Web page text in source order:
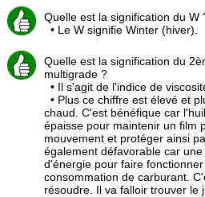
Quelle est la signification du W
• Le W signifie Winter (hiver).
Quelle est la signification du
multigrade ?
• Il s'agit de l'indice de
• Plus ce chiffre est élevé et
chaud. C'est bénéfique car
épaisse pour maintenir un film
mouvement et protéger ainsi
également défavorable car
d'énergie pour faire
consommation de carburant.
résoudre. Il va falloir trouver le